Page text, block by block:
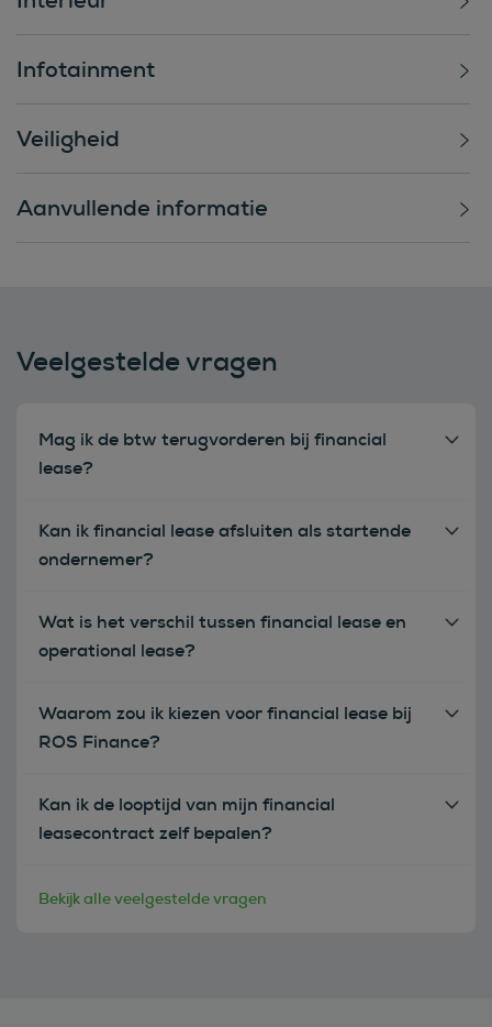
Infotainment
Veiligheid
Aanvullende informatie
Veelgestelde vragen
Mag ik de btw terugvorderen bij financial
lease?
Kan ik financial lease afsluiten als startende
ondernemer?
Wat is het verschil tussen financial lease en
operational lease?
Waarom zou ik kiezen voor financial lease bij
ROS Finance?
Kan ik de looptijd van mijn financial
leasecontract zelf bepalen?
Bekijk alle veelgestelde vragen